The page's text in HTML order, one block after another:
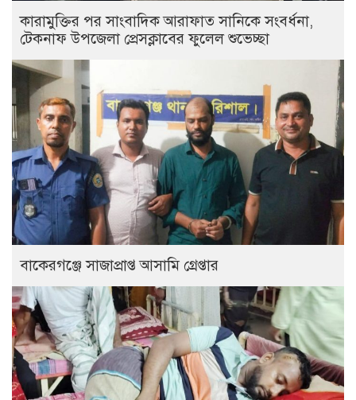
কারামুক্তির পর সাংবাদিক আরাফাত সানিকে সংবর্ধনা,
টেকনাফ উপজেলা প্রেসক্লাবের ফুলেল শুভেচ্ছা
বাকেরগঞ্জে সাজাপ্রাপ্ত আসামি গ্রেপ্তার